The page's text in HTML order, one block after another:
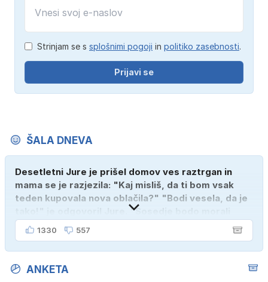
Strinjam se s splošnimi pogoji in politiko zasebnosti.
Prijavi se
ŠALA DNEVA
Desetletni Jure je prišel domov ves raztrgan in
mama se je razjezila: "Kaj misliš, da ti bom vsak
teden kupovala nova oblačila?" "Bodi vesela, da je
tako!" je odgovoril Jure. "Sosedje bodo morali
kupiti novega sina, tako sem ga prebutal!"
1330 557
ANKETA